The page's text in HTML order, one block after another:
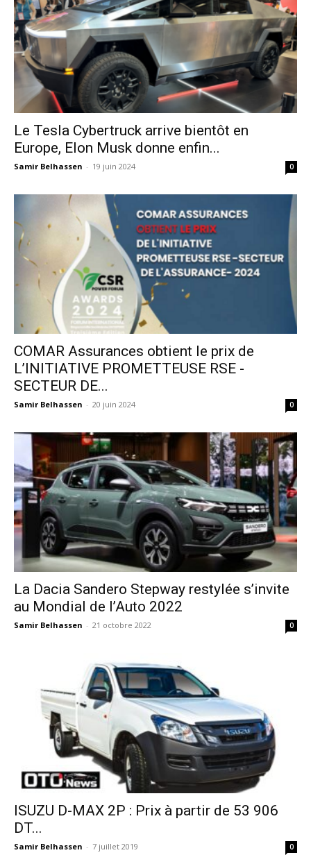
Le Tesla Cybertruck arrive bientôt en
Europe, Elon Musk donne enfin...
Samir Belhassen - 19 juin 2024 0
COMAR Assurances obtient le prix de
L’INITIATIVE PROMETTEUSE RSE -
SECTEUR DE...
Samir Belhassen - 20 juin 2024 0
La Dacia Sandero Stepway restylée s’invite
au Mondial de l’Auto 2022
Samir Belhassen - 21 octobre 2022 0
ISUZU D-MAX 2P : Prix à partir de 53 906
DT...
Samir Belhassen - 7 juillet 2019 0